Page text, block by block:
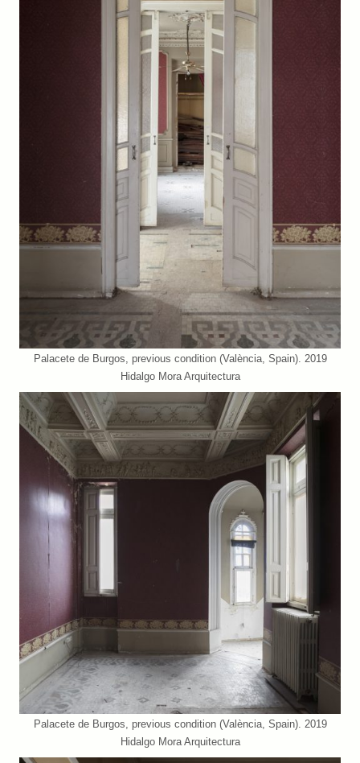
Palacete de Burgos, previous condition (València, Spain). 2019
Hidalgo Mora Arquitectura
Palacete de Burgos, previous condition (València, Spain). 2019
Hidalgo Mora Arquitectura